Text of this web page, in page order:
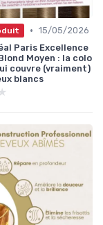
• 15/05/2026
Paris Excellence
Moyen : la colo
couvre (vraiment)
blancs